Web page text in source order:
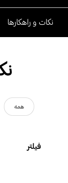
نکات و راهکارها
همه
فیلتر